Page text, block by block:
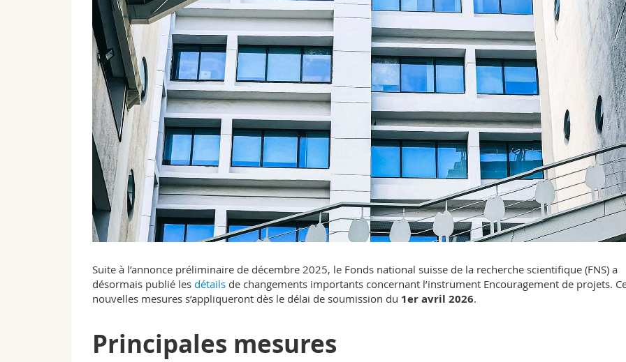
Suite à l’annonce préliminaire de décembre 2025, le Fonds national suisse de la recherche scientifique (FNS) a
désormais publié les détails de changements importants concernant l’instrument Encouragement de projets.
nouvelles mesures s’appliqueront dès le délai de soumission du 1er avril 2026.
Principales mesures